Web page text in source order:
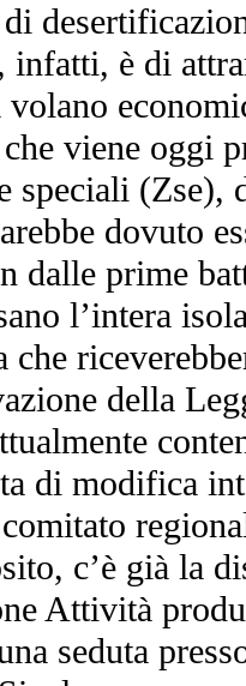
infatti, è di
volano
viene oggi
speciali (Zse),
dovuto
dalle prime
l’intera
che
della
di modifica
c’è già la
Attività
seduta